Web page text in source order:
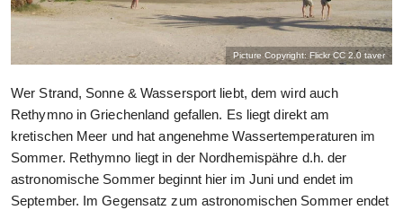
Picture Copyright: Flickr CC 2.0taver
Wer Strand, Sonne & Wassersport liebt, dem wird auch
Rethymno in Griechenland gefallen. Es liegt direkt am
kretischen Meer und hat angenehme Wassertemperaturen im
Sommer. Rethymno liegt in der Nordhemispähre d.h. der
astronomische Sommer beginnt hier im Juni und endet im
September. Im Gegensatz zum astronomischen Sommer endet